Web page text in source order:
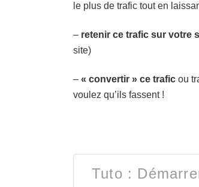
le plus de trafic tout en
– retenir ce trafic sur votre
site)
– « convertir » ce trafic ou
voulez qu’ils fassent !
Tuto :